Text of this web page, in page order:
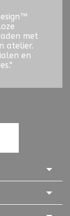
met
atelier.
en